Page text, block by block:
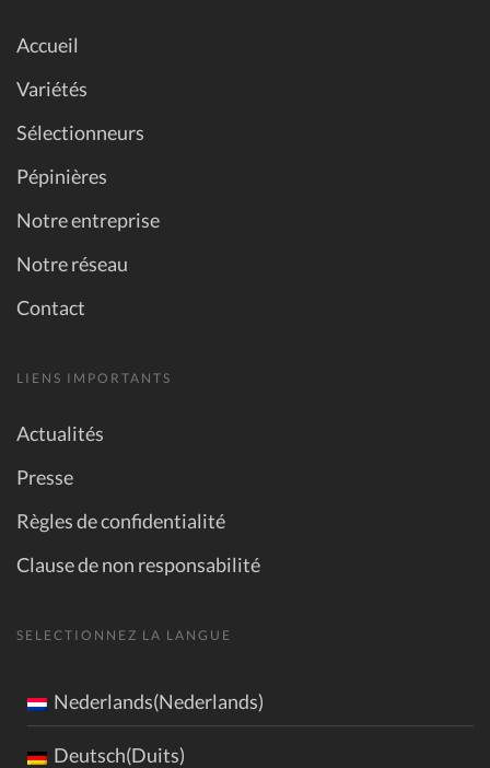
Accueil
Variétés
Sélectionneurs
Pépinières
Notre entreprise
Notre réseau
Contact
LIENS IMPORTANTS
Actualités
Presse
Règles de confidentialité
Clause de non responsabilité
SELECTIONNEZ LA LANGUE
Nederlands(Nederlands)
Deutsch(Duits)